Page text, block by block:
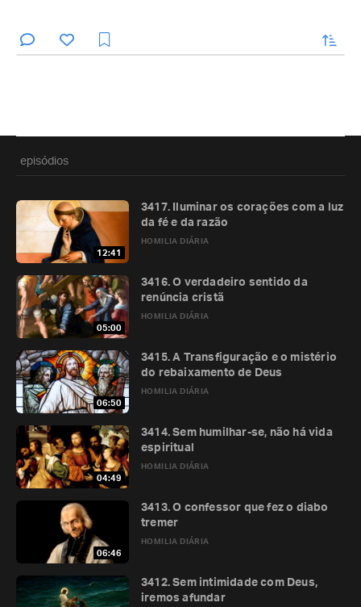
enviar
episódios
12:41
HOMILIA DIÁRIA
3417. Iluminar os corações com a luz
da fé e da razão
05:00
HOMILIA DIÁRIA
3416. O verdadeiro sentido da
renúncia cristã
06:50
HOMILIA DIÁRIA
3415. A Transfiguração e o mistério
do rebaixamento de Deus
04:49
HOMILIA DIÁRIA
3414. Sem humilhar-se, não há vida
espiritual
06:46
HOMILIA DIÁRIA
3413. O confessor que fez o diabo
tremer
3412. Sem intimidade com Deus,
iremos afundar